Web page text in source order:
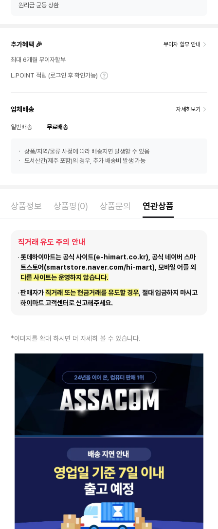
원리금 균등 상환
추가혜택 🎉 무이자 할부 안내
최대 6개월 무이자할부
L.POINT 적립 (로그인 후 확인가능)
업체배송 자세히보기
일반배송 무료배송
상품/지역/물류 사정에 따라 배송지연 발생할 수 있음
도서산간(제주 포함)의 경우, 추가 배송비 발생 가능
상품정보 상품평(0) 상품문의 연관상품
직거래 유도 주의 안내
롯데하이마트는 공식 사이트(e-himart.co.kr), 공식 네이버 스마
트스토어(smartstore.naver.com/hi-mart), 모바일 어플 외
다른 사이트는 운영하지 않습니다.
판매자가직거래 또는 현금거래를 유도할 경우 , 절대 입금하지 마시고
하이마트 고객센터로 신고해주세요.
*이미지를 확대 하시면 더 자세히 볼 수 있습니다.